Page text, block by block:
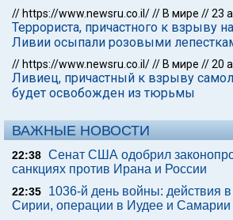
// https://www.newsru.co.il/// В мире //23
Террориста, причастного к взрыву
Ливии осыпали розовыми
// https://www.newsru.co.il/// В мире //20
Ливиец, причастный к взрыву
будет освобожден из тюрьмы
ВАЖНЫЕ НОВОСТИ
22:38 Сенат США одобрил
санкциях против Ирана и России
22:35
1036-й день войны: действия
Сирии, операции в Иудее и Самарии